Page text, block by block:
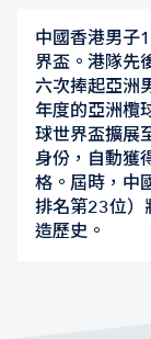
中國香港男子
界盃。港隊先
六次捧起亞洲
年度的亞洲欖
球世界盃擴展
身份，自動獲
格。屆時，中
排名第23位）
造歷史。